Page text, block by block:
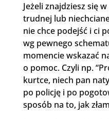
Jeżeli znajdziesz się
trudnej lub
nie chce podejść i ci
wg pewnego
momencie wskazać
o pomoc. Czyli np.
kurtce, niech pan
po policję i po
sposób na to, jak